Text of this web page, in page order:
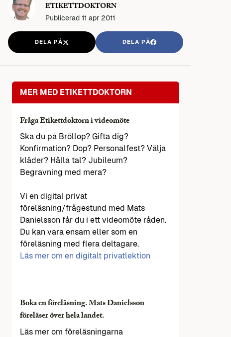
ETIKETTDOKTORN
Publicerad 11 apr 2011
DELA PÅ DELA PÅ
MER MED ETIKETTDOKTORN
Fråga Etikettdoktorn i videomöte
Ska du på Bröllop? Gifta dig?
Konfirmation? Dop? Personalfest? Välja
kläder? Hålla tal? Jubileum?
Begravning med mera?
Vi en digital privat
föreläsning/frågestund med Mats
Danielsson får du i ett videomöte råden.
Du kan vara ensam eller som en
föreläsning med flera deltagare.
Läs mer om en digitalt privatlektion
Boka en föreläsning. Mats Danielsson
föreläser över hela landet.
Läs mer om föreläsningarna